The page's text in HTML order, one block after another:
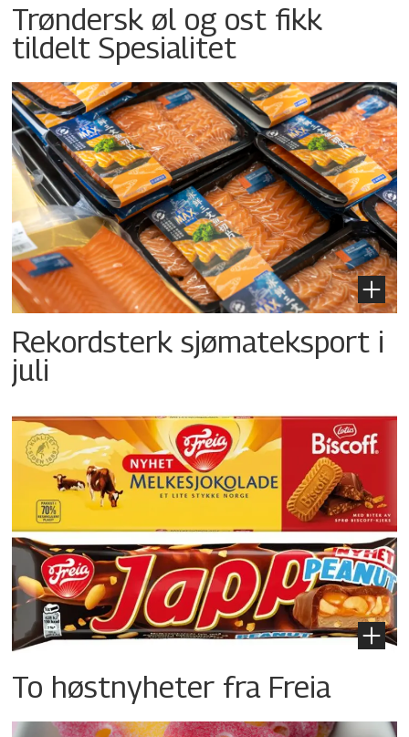
Trøndersk øl og ost fikk
tildelt Spesialitet
Rekordsterk sjømateksport i
juli
To høstnyheter fra Freia